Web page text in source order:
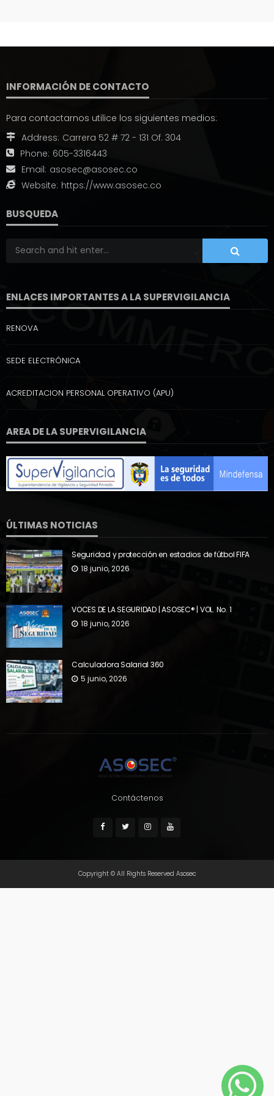
INFORMACIÓN DE CONTACTO
Para contactarnos utilice los siguientes medios:
Address: Carrera 52 # 72 - 131 Of. 304
Phone: 605-3316443
Email: asosec@asosec.co
Website: https://www.asosec.co
BUSQUEDA
ENLACES IMPORTANTES A LA SUPERVIGILANCIA
RENOVA
SEDE ELECTRÓNICA
ACREDITACION PERSONAL OPERATIVO (APU)
AREA DE LA SUPERVIGILANCIA
ÚLTIMAS NOTICIAS
Seguridad y protección en estadios de fútbol FIFA
18 junio, 2026
VOCES DE LA SEGURIDAD | ASOSEC® | VOL. No. 1
18 junio, 2026
Calculadora Salarial 360
5 junio, 2026
Contáctenos
Copyright © All Rights Reserved Asosec